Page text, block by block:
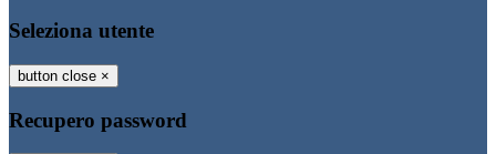
Seleziona utente
button close ×
Recupero password